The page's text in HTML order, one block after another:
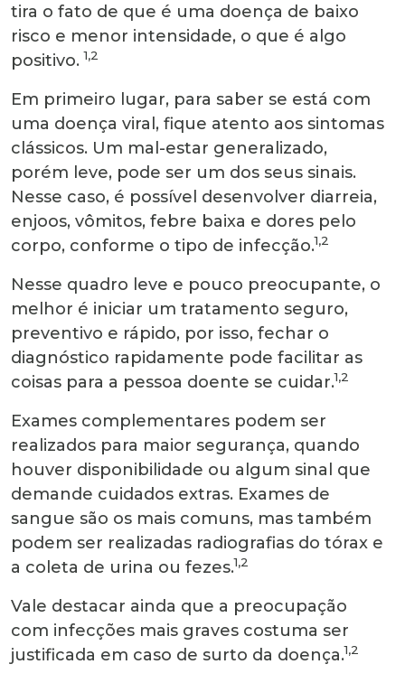
tira o fato de que é uma doença de baixo
risco e menor intensidade, o que é algo
positivo. 1,2
Em primeiro lugar, para saber se está com
uma doença viral, fique atento aos sintomas
clássicos. Um mal-estar generalizado,
porém leve, pode ser um dos seus sinais.
Nesse caso, é possível desenvolver diarreia,
enjoos, vômitos, febre baixa e dores pelo
corpo, conforme o tipo de infecção.1,2
Nesse quadro leve e pouco preocupante, o
melhor é iniciar um tratamento seguro,
preventivo e rápido, por isso, fechar o
diagnóstico rapidamente pode facilitar as
coisas para a pessoa doente se cuidar.1,2
Exames complementares podem ser
realizados para maior segurança, quando
houver disponibilidade ou algum sinal que
demande cuidados extras. Exames de
sangue são os mais comuns, mas também
podem ser realizadas radiografias do tórax e
a coleta de urina ou fezes.1,2
Vale destacar ainda que a preocupação
com infecções mais graves costuma ser
justificada em caso de surto da doença.1,2